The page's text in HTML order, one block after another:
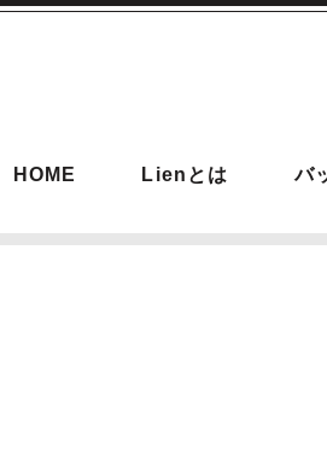
HOME Lienとは バ